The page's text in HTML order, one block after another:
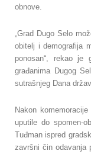
obnove.
„Grad Dugo Selo
obitelj i demografija
ponosan“, rekao je
građanima Dugog
sutrašnjeg Dana
Nakon
uputile do spomen-
Tuđman ispred
završni čin odavanja